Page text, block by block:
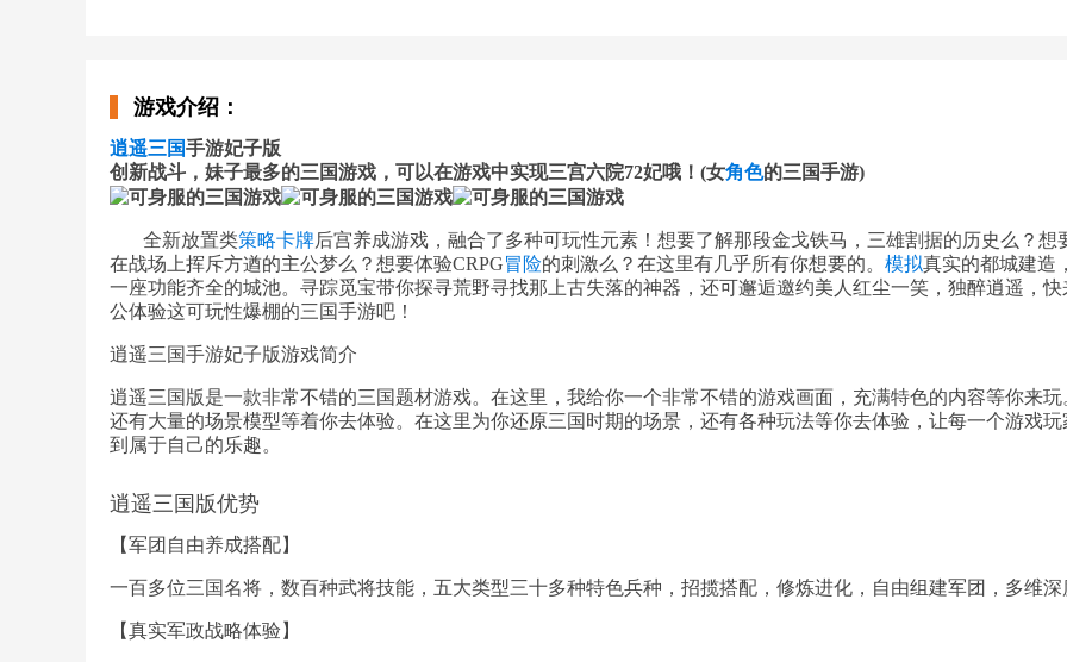
游戏介绍：
逍遥三国手游妃子版
创新战斗，妹子最多的三国游戏，可以在游戏中实现三宫六院72妃哦！(女角色的三国手游)
全新放置类策略卡牌后宫养成游戏，融合了多种可玩性元素！想要了解那段金戈铁马，三雄割据的历史么？想
在战场上挥斥方遒的主公梦么？想要体验CRPG冒险的刺激么？在这里有几乎所有你想要的。 模拟真实的都城建造
一座功能齐全的城池。寻踪觅宝带你探寻荒野寻找那上古失落的神器，还可邂逅邀约美人红尘一笑，独醉逍遥，快
公体验这可玩性爆棚的三国手游吧！
逍遥三国手游妃子版游戏简介
逍遥三国版是一款非常不错的三国题材游戏。在这里，我给你一个非常不错的游戏画面，充满特色的内容等你来玩
还有大量的场景模型等着你去体验。在这里为你还原三国时期的场景，还有各种玩法等你去体验，让每一个游戏玩
到属于自己的乐趣。
逍遥三国版优势
【军团自由养成搭配】
一百多位三国名将，数百种武将技能，五大类型三十多种特色兵种，招揽搭配，修炼进化，自由组建军团，多维深
【真实军政战略体验】